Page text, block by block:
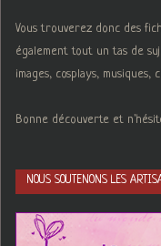
Vous trouverez donc des
également tout un tas de
images, cosplays, musiques,
Bonne découverte et
NOUS SOUTENONS LES